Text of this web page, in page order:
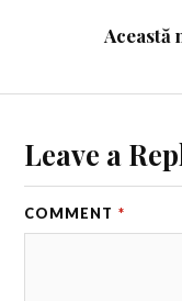
Această
Leave a
COMMENT *